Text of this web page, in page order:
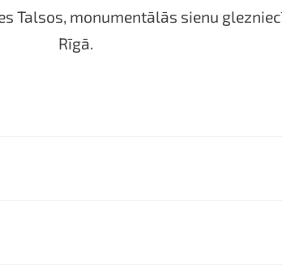
Talsos, monumentālās sienu
Rīgā.